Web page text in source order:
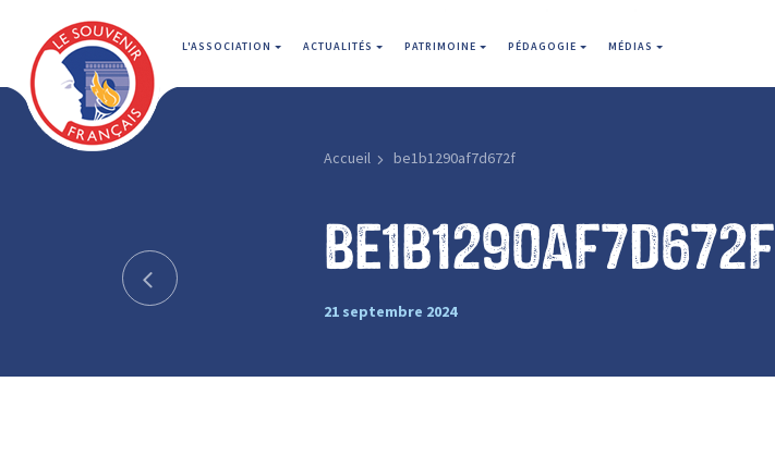
L'ASSOCIATION ACTUALITÉS PATRIMOINE PÉDAGOGIE MÉDIAS
Accueil be1b1290af7d672f
be1b1290af7d672f
21 septembre 2024